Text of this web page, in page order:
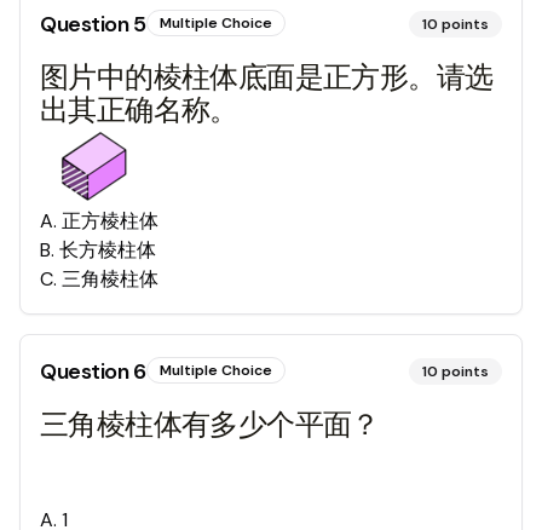
Question5 Multiple Choice 10 points
图片中的棱柱体底面是正方形。请选
出其正确名称。
A. 正方棱柱体
B. 长方棱柱体
C. 三角棱柱体
Question6 Multiple Choice 10 points
三角棱柱体有多少个平面？
A. 1